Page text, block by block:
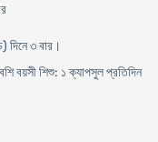
দিনে ৩ বার।
বয়সী শিশু: ১ ক্যাপসুল প্রতিদিন